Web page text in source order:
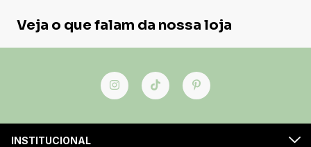
Veja o que falam da nossa loja
INSTITUCIONAL